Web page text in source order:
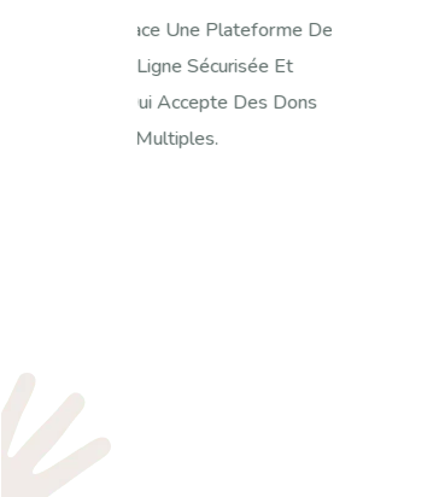
Mettez En Place Une Plateforme De
Dons En Ligne Sécurisée Et
Conviviale Qui Accepte Des Dons